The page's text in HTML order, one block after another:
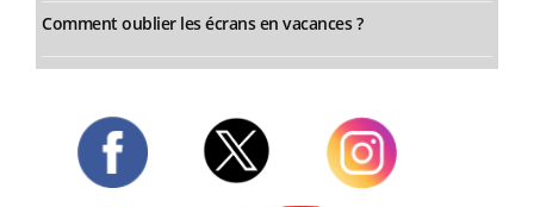
Comment oublier les écrans en vacances ?